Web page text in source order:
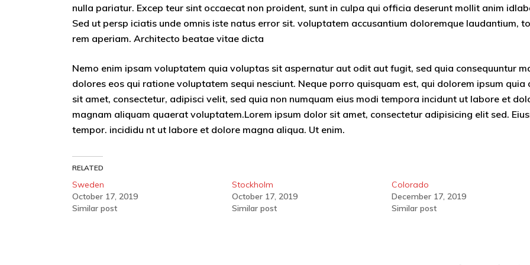
nulla pariatur. Excep teur sint occaecat non proident, sunt in culpa qui officia deserunt mollit anim
Sed ut persp iciatis unde omnis iste natus error sit. voluptatem accusantium doloremque laudantium,
rem aperiam. Architecto beatae vitae dicta
Nemo enim ipsam voluptatem quia voluptas sit aspernatur aut odit aut fugit, sed quia consequuntur
dolores eos qui ratione voluptatem sequi nesciunt. Neque porro quisquam est, qui dolorem ipsum quia
sit amet, consectetur, adipisci velit, sed quia non numquam eius modi tempora incidunt ut labore et
magnam aliquam quaerat voluptatem.Lorem ipsum dolor sit amet, consectetur adipisicing elit sed.
tempor. incididu nt ut labore et dolore magna aliqua. Ut enim.
RELATED
Sweden
October 17, 2019
Similar post
Stockholm
October 17, 2019
Similar post
Colorado
December 17, 2019
Similar post